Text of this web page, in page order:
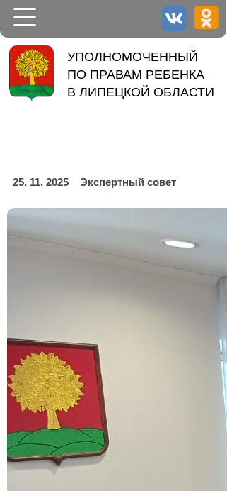
25. 11. 2025 Экспертный совет
УПОЛНОМОЧЕННЫЙ
ПО ПРАВАМ РЕБЕНКА
В ЛИПЕЦКОЙ ОБЛАСТИ
НОВОСТИ
УПОЛНОМОЧЕННЫЙ